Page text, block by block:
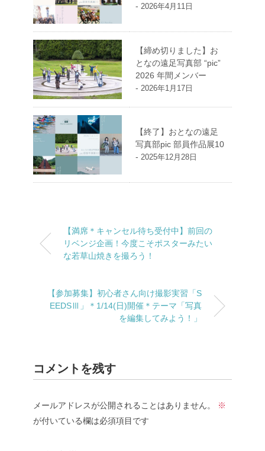
- 2026年4月11日
【締め切りました】お
となの遠足写真部 “pic”
2026 年間メンバー
- 2026年1月17日
【終了】おとなの遠足
写真部pic 部員作品展10
- 2025年12月28日
【満席＊キャンセル待ち受付中】前回の
リベンジ企画！今度こそポスターみたい
な若草山焼きを撮ろう！
【参加募集】初心者さん向け撮影実習「S
EEDSⅢ」＊1/14(日)開催＊テーマ「写真
を編集してみよう！」
コメントを残す
メールアドレスが公開されることはありません。
※
が付いている欄は必須項目です